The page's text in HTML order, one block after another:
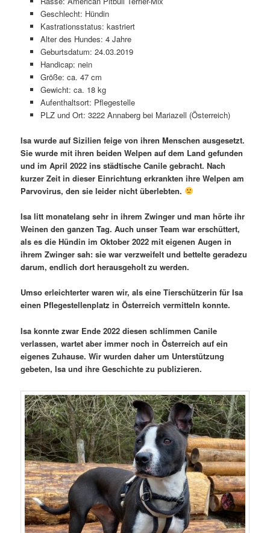
Geschlecht: Hündin
Kastrationsstatus: kastriert
Alter des Hundes: 4 Jahre
Geburtsdatum: 24.03.2019
Handicap: nein
Größe: ca. 47 cm
Gewicht: ca. 18 kg
Aufenthaltsort: Pflegestelle
PLZ und Ort: 3222 Annaberg bei Mariazell (Österreich)
Isa wurde auf Sizilien feige von ihren Menschen ausgesetzt.
Sie wurde mit ihren beiden Welpen auf dem Land gefunden
und im April 2022 ins städtische Canile gebracht. Nach
kurzer Zeit in dieser Einrichtung erkrankten ihre Welpen am
Parvovirus, den sie leider nicht überlebten.
Isa litt monatelang sehr in ihrem Zwinger und man hörte ihr
Weinen den ganzen Tag. Auch unser Team war erschüttert,
als es die Hündin im Oktober 2022 mit eigenen Augen in
ihrem Zwinger sah: sie war verzweifelt und bettelte geradezu
darum, endlich dort herausgeholt zu werden.
Umso erleichterter waren wir, als eine Tierschützerin für Isa
einen Pflegestellenplatz in Österreich vermitteln konnte.
Isa konnte zwar Ende 2022 diesen schlimmen Canile
verlassen, wartet aber immer noch in Österreich auf ein
eigenes Zuhause. Wir wurden daher um Unterstützung
gebeten, Isa und ihre Geschichte zu publizieren.